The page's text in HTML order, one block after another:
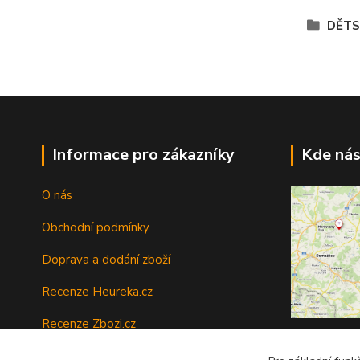
Informace pro zákazníky
O nás
Obchodní podmínky
Doprava a dodání zboží
Recenze Heureka.cz
Recenze Zbozi.cz
Kde